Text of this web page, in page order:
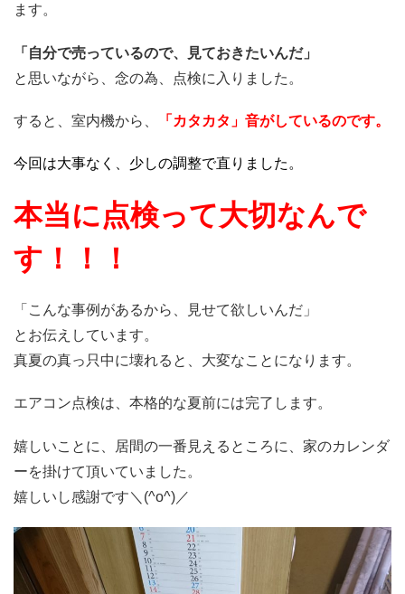
ます。
「自分で売っているので、見ておきたいんだ」
と思いながら、念の為、点検に入りました。
すると、室内機から、 「カタカタ」音がしているのです。
今回は大事なく、少しの調整で直りました。
本当に点検って大切なんで
す！！！
「こんな事例があるから、見せて欲しいんだ」
とお伝えしています。
真夏の真っ只中に壊れると、大変なことになります。
エアコン点検は、本格的な夏前には完了します。
嬉しいことに、居間の一番見えるところに、家のカレンダ
ーを掛けて頂いていました。
嬉しいし感謝です＼(^o^)／